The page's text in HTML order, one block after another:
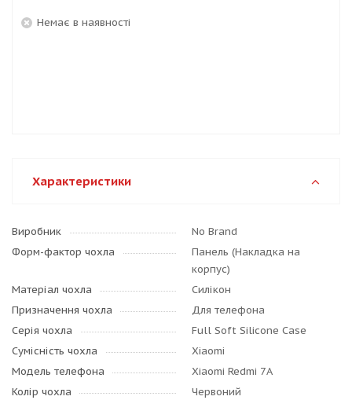
Немає в наявності
Характеристики
Виробник
No Brand
Форм-фактор чохла
Панель (Накладка на
корпус)
Матеріал чохла
Силікон
Призначення чохла
Для телефона
Серія чохла
Full Soft Silicone Case
Сумісність чохла
Xiaomi
Модель телефона
Xiaomi Redmi 7A
Колір чохла
Червоний